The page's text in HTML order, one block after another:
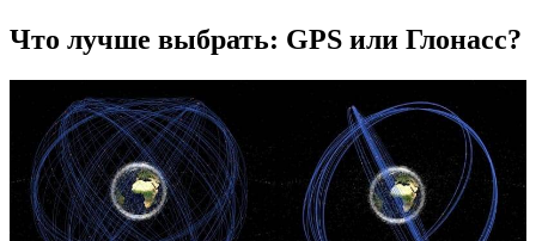
Что лучше выбрать: GPS или Глонасс?